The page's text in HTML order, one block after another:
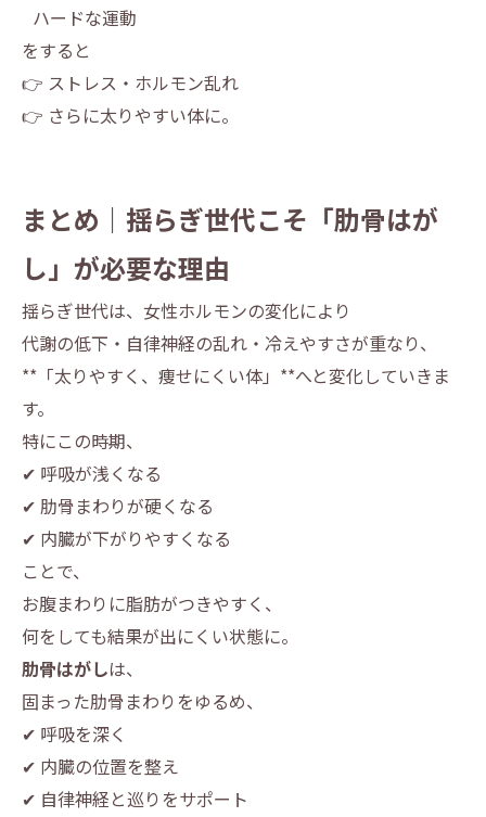
ハードな運動
をすると
👉 ストレス・ホルモン乱れ
👉 さらに太りやすい体に。
まとめ｜揺らぎ世代こそ「肋骨はが
し」が必要な理由
揺らぎ世代は、女性ホルモンの変化により
代謝の低下・自律神経の乱れ・冷えやすさが重なり、
**「太りやすく、痩せにくい体」**へと変化していきま
す。
特にこの時期、
✔ 呼吸が浅くなる
✔ 肋骨まわりが硬くなる
✔ 内臓が下がりやすくなる
ことで、
お腹まわりに脂肪がつきやすく、
何をしても結果が出にくい状態に。
肋骨はがしは、
固まった肋骨まわりをゆるめ、
✔ 呼吸を深く
✔ 内臓の位置を整え
✔ 自律神経と巡りをサポート